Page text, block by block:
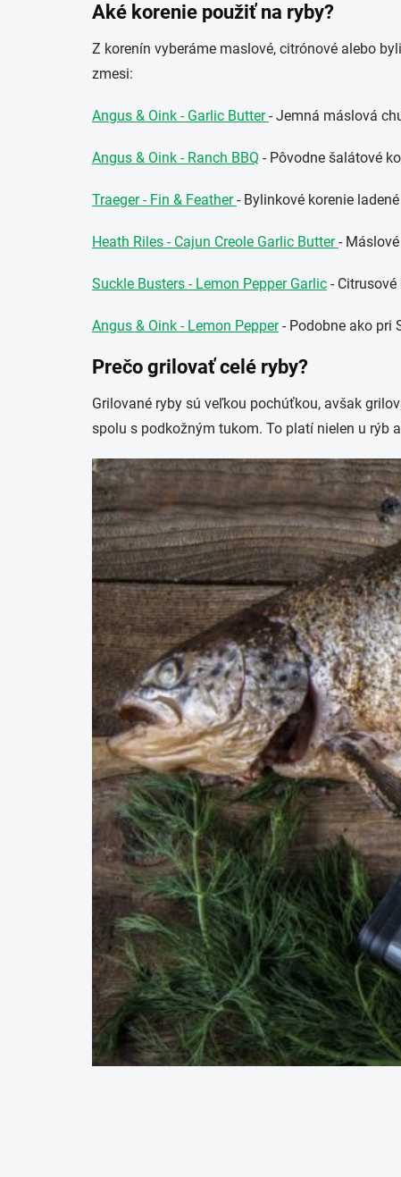
Aké korenie použiť na ryby?
Z korenín vyberáme maslové, citrónové alebo
zmesi:
Angus & Oink - Garlic Butter- Jemná máslová
Angus & Oink - Ranch BBQ - Pôvodne šalátové
Traeger - Fin & Feather- Bylinkové korenie
Heath Riles - Cajun Creole Garlic Butter-
Suckle Busters - Lemon Pepper Garlic -
Angus & Oink - Lemon Pepper- Podobne ako pri
Prečo grilovať celé ryby?
Grilované ryby sú veľkou pochúťkou, avšak
spolu s podkožným tukom. To platí nielen u rýb